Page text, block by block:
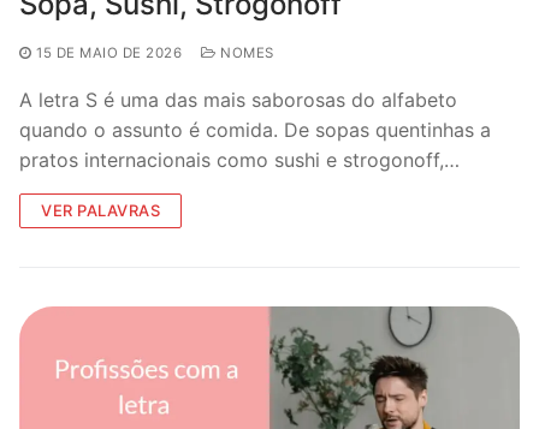
15 DE MAIO DE 2026 NOMES
A letra S é uma das mais saborosas do alfabeto
quando o assunto é comida. De sopas quentinhas a
pratos internacionais como sushi e strogonoff,…
VER PALAVRAS